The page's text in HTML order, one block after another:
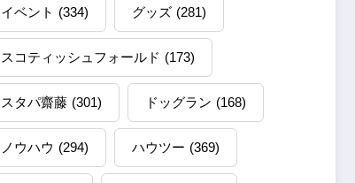
イベント (334) グッズ (281)
スコティッシュフォールド (173)
スタパ齋藤 (301) ドッグラン (168)
ノウハウ (294) ハウツー (369)